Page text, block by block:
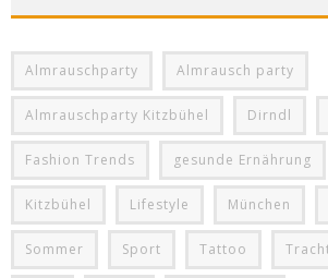
Almrauschparty Almrausch party
Almrauschparty Kitzbühel Dirndl
Fashion Trends gesunde Ernährung
Kitzbühel Lifestyle München
Sommer Sport Tattoo